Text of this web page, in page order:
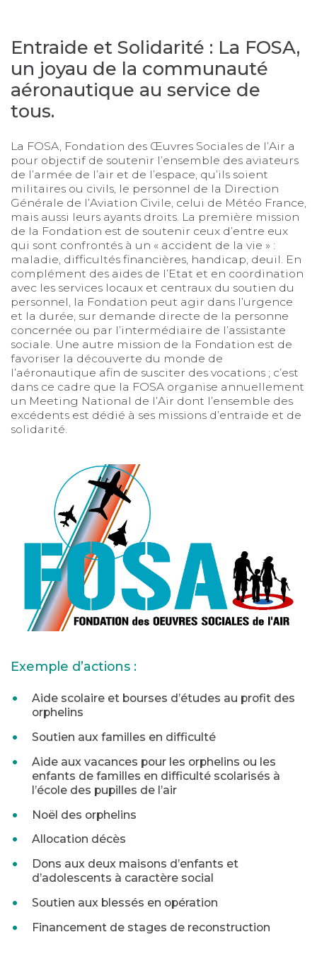
Entraide et Solidarité : La FOSA,
un joyau de la communauté
aéronautique au service de
tous.
La FOSA, Fondation des Œuvres Sociales de l’Air a
pour objectif de soutenir l’ensemble des aviateurs
de l’armée de l’air et de l’espace, qu’ils soient
militaires ou civils, le personnel de la Direction
Générale de l’Aviation Civile, celui de Météo France,
mais aussi leurs ayants droits. La première mission
de la Fondation est de soutenir ceux d’entre eux
qui sont confrontés à un « accident de la vie » :
maladie, difficultés financières, handicap, deuil. En
complément des aides de l’Etat et en coordination
avec les services locaux et centraux du soutien du
personnel, la Fondation peut agir dans l’urgence
et la durée, sur demande directe de la personne
concernée ou par l’intermédiaire de l’assistante
sociale. Une autre mission de la Fondation est de
favoriser la découverte du monde de
l’aéronautique afin de susciter des vocations ; c’est
dans ce cadre que la FOSA organise annuellement
un Meeting National de l’Air dont l’ensemble des
excédents est dédié à ses missions d’entraide et de
solidarité.
Exemple d’actions :
Aide scolaire et bourses d’études au profit des
orphelins
Soutien aux familles en difficulté
Aide aux vacances pour les orphelins ou les
enfants de familles en difficulté scolarisés à
l’école des pupilles de l’air
Noël des orphelins
Allocation décès
Dons aux deux maisons d’enfants et
d’adolescents à caractère social
Soutien aux blessés en opération
Financement de stages de reconstruction